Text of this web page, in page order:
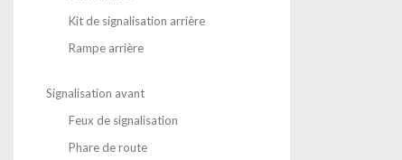
Kit de signalisation arrière
Rampe arrière
Signalisation avant
Feux de signalisation
Phare de route